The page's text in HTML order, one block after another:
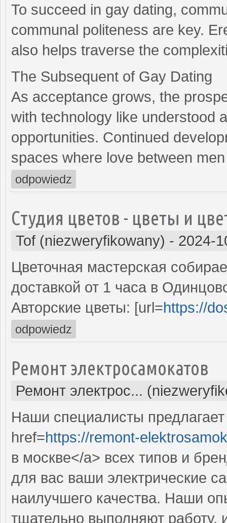
To succeed in gay dating,
communal politeness are key.
also helps traverse the
The Subsequent of Gay Dating
As acceptance grows, the
with technology like understood
opportunities. Continued
spaces where love between
odpowiedz
Cтудия цветов - цветы и
Tof (niezweryfikowany) - 2024-
Цветочная мастерская
доставкой от 1 часа в
Авторские цветы: [url=https://
odpowiedz
Ремонт электросамокатов
Ремонт электрос...
Наши специалисты
href=https://remont-
в москве</a> всех типов и
для вас ваши электрические
наилучшего качества. Наши
тщательно выполняют работу,